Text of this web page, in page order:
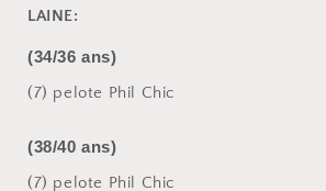
LAINE:
(34/36 ans)
(7) pelote Phil Chic
(38/40 ans)
(7) pelote Phil Chic